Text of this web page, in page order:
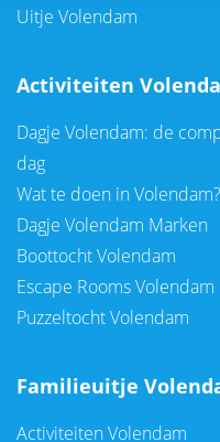
Uitje Volendam
Activiteiten
Dagje Volendam: de
dag
Wat te doen in Volendam?
Dagje Volendam Marken
Boottocht Volendam
Escape Rooms Volendam
Puzzeltocht Volendam
Familieuitje
Activiteiten Volendam